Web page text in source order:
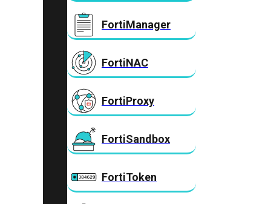
FortiManager
FortiNAC
FortiProxy
FortiSandbox
FortiToken